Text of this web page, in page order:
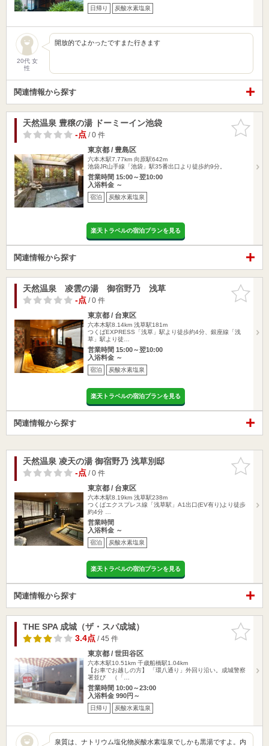
日帰り 炭酸水素塩泉
20代 女
性
開放的でよかったですまた行きます
関連情報から探す
お気に入
りに追加
天然温泉 豊穣の湯 ドーミーイン池袋
-点/ 0 件
東京都 / 豊島区
六本木駅7.77km 向原駅642m
池袋JR山手線「池袋」駅35番出口より徒歩約9分。
営業時間 15:00～翌10:00
入浴料金 ～
宿泊 炭酸水素塩泉
楽天トラベルの宿泊プランを見る
関連情報から探す
お気に入
りに追加
天然温泉 凌雲の湯 御宿野乃 浅草
-点/ 0 件
東京都 / 台東区
六本木駅8.14km 浅草駅181m
つくばEXPRESS「浅草」駅より徒歩約4分、銀座線「浅
草」駅より徒…
営業時間 15:00～翌10:00
入浴料金 ～
宿泊 炭酸水素塩泉
楽天トラベルの宿泊プランを見る
関連情報から探す
お気に入
りに追加
天然温泉 凌天の湯 御宿野乃 浅草別邸
-点/ 0 件
東京都 / 台東区
六本木駅8.19km 浅草駅238m
つくばエクスプレス線「浅草駅」A1出口(EV有り)より徒歩
約4分 …
営業時間
入浴料金 ～
宿泊 炭酸水素塩泉
楽天トラベルの宿泊プランを見る
関連情報から探す
お気に入
りに追加
THE SPA 成城（ザ・スパ成城）
3.4点/ 45 件
東京都 / 世田谷区
六本木駅10.51km 千歳船橋駅1.04km
【お車でお越しの方】 「環八通り」外回り沿い。成城警察
署並び （「…
営業時間 10:00～23:00
入浴料金 990円～
日帰り 炭酸水素塩泉
泉質は、ナトリウム塩化物炭酸水素塩泉でしかも黒湯ですよ。内